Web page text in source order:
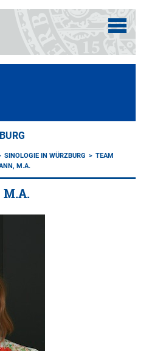
SINOLOGIE IN WÜRZBURG
TEAM
M.A.
M.A.